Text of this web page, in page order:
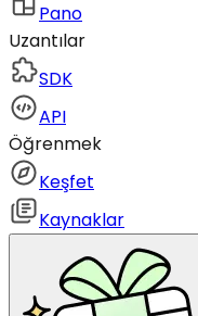
Pano
Uzantılar
SDK
API
Öğrenmek
Keşfet
Kaynaklar